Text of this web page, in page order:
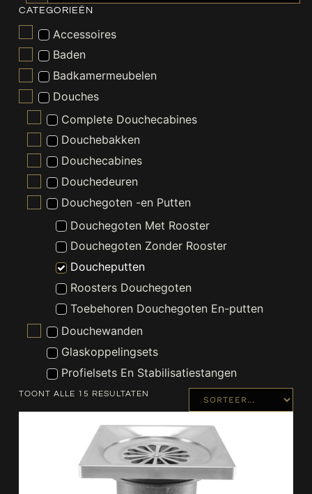
CATEGORIEËN
Accessoires
Baden
Badkamermeubelen
Douches
Complete Douchecabines
Douchebakken
Douchecabines
Douchedeuren
Douchegoten -en Putten
Douchegoten Met Rooster
Douchegoten Zonder Rooster
Doucheputten
Roosters Douchegoten
Toebehoren Douchegoten En-putten
Douchewanden
Glaskoppelingsets
Profielsets En Stabilisatiestangen
Scharniersets En Grepen
Toebehoren Douches
Waterkeringen
Installatiematerialen
Kranen
TOONT ALLE 15 RESULTATEN